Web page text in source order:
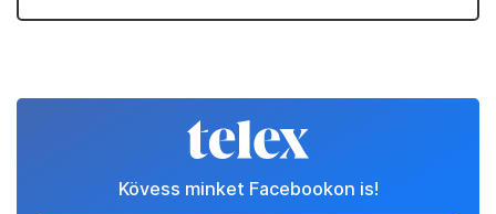
Kövess minket Facebookon is!